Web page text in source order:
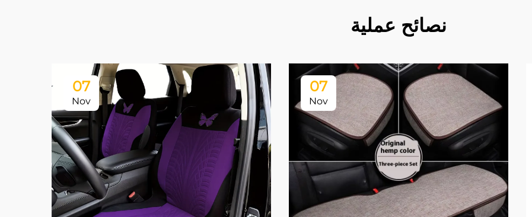
نصائح عملية
07
Nov
07
Nov